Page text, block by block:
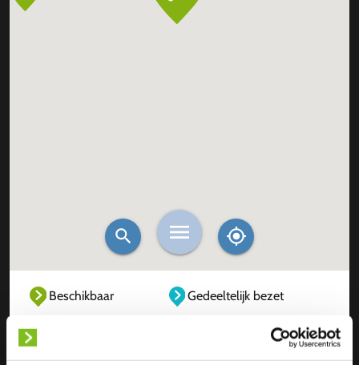
Beschikbaar
Gedeeltelijk bezet